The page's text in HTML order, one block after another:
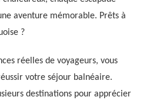
aventure mémorable. Prêts à
?
réelles de voyageurs, vous
votre séjour balnéaire.
destinations pour apprécier